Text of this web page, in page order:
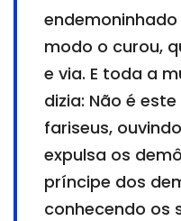
modo o curou,
e via. E toda a
dizia: Não é
fariseus,
expulsa os
príncipe dos
conhecendo os